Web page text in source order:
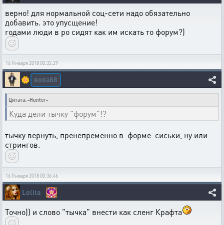
верно! для нормальной соц-сети надо обязательно
добавить. это упусщение!
годами люди в ро сидят как им искать то форум?)
16 Января 2018 00:32:29
🌼 вова88
Цитата: -Hunter-
Куда дели тычку "форум"!?
тычку вернуть, пренепременно в форме сиськи, ну или
стрингов.
16 Января 2018 00:36:46
Lolita
Точно)) и слово "тычка" внести как сленг Крафта